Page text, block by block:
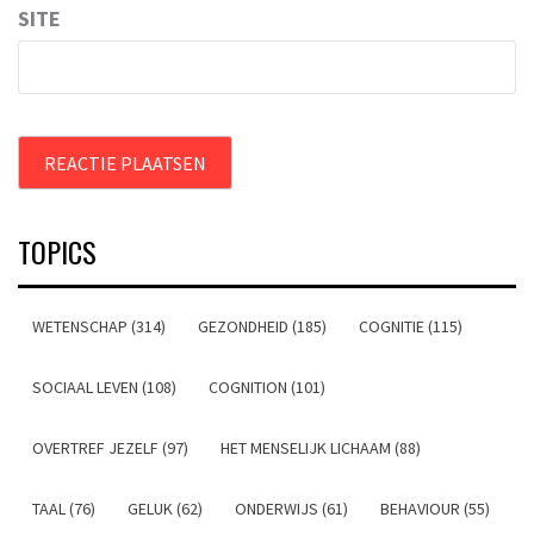
SITE
TOPICS
WETENSCHAP (314) GEZONDHEID (185) COGNITIE (115)
SOCIAAL LEVEN (108) COGNITION (101)
OVERTREF JEZELF (97) HET MENSELIJK LICHAAM (88)
TAAL (76) GELUK (62) ONDERWIJS (61) BEHAVIOUR (55)